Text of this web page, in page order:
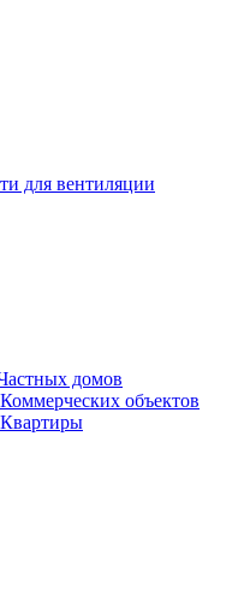
для вентиляции
домов
объектов